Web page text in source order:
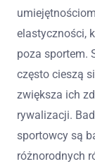
elastyczności,
poza sportem.
często cieszą
zwiększa ich
rywalizacji.
sportowcy są
różnorodnych